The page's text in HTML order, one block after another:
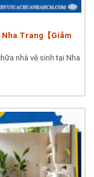
Trang【Giảm
nhà vệ sinh tại Nha